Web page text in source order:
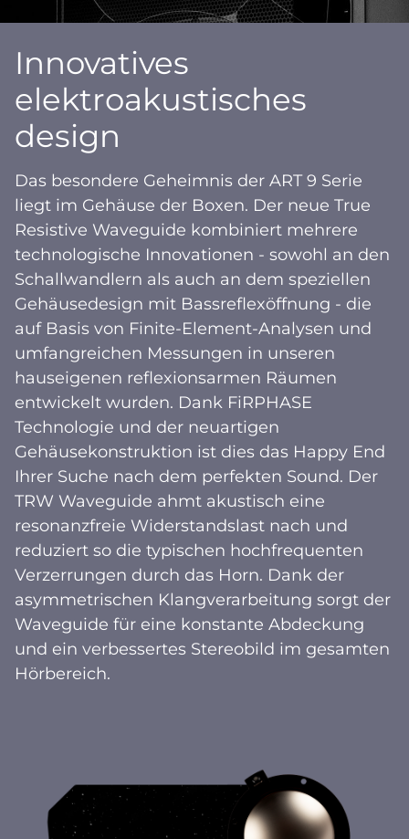
Innovatives
elektroakustisches
design
Das besondere Geheimnis der ART 9 Serie
liegt im Gehäuse der Boxen. Der neue True
Resistive Waveguide kombiniert mehrere
technologische Innovationen - sowohl an den
Schallwandlern als auch an dem speziellen
Gehäusedesign mit Bassreflexöffnung - die
auf Basis von Finite-Element-Analysen und
umfangreichen Messungen in unseren
hauseigenen reflexionsarmen Räumen
entwickelt wurden. Dank FiRPHASE
Technologie und der neuartigen
Gehäusekonstruktion ist dies das Happy End
Ihrer Suche nach dem perfekten Sound. Der
TRW Waveguide ahmt akustisch eine
resonanzfreie Widerstandslast nach und
reduziert so die typischen hochfrequenten
Verzerrungen durch das Horn. Dank der
asymmetrischen Klangverarbeitung sorgt der
Waveguide für eine konstante Abdeckung
und ein verbessertes Stereobild im gesamten
Hörbereich.